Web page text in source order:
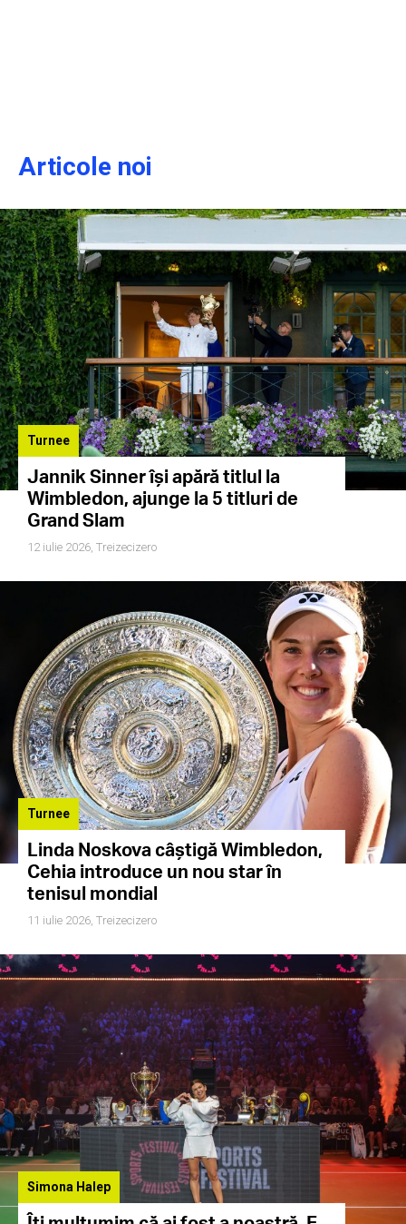
Articole noi
Turnee
Jannik Sinner își apără titlul la
Wimbledon, ajunge la 5 titluri de
Grand Slam
12 iulie 2026, Treizecizero
Turnee
Linda Noskova câștigă Wimbledon,
Cehia introduce un nou star în
tenisul mondial
11 iulie 2026, Treizecizero
Simona Halep